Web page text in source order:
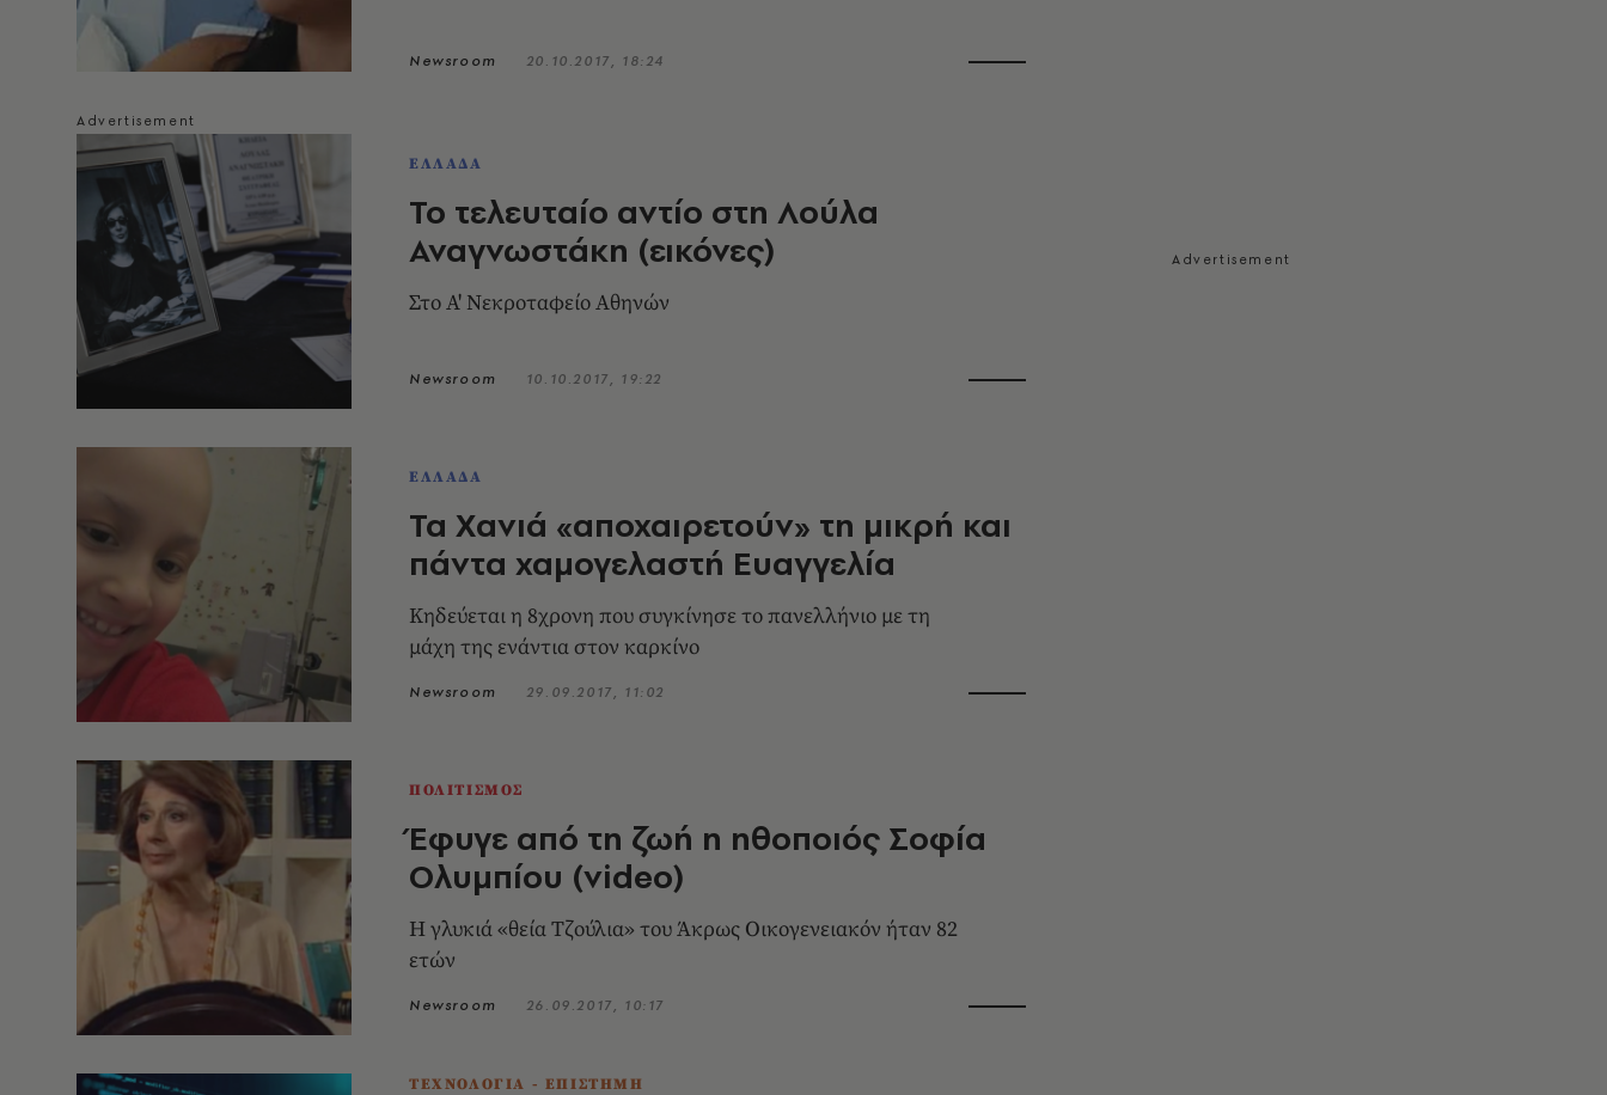
Newsroom 20.10.2017, 18:24
ΕΛΛΑΔΑ
Το τελευταίο αντίο στη Λούλα
Αναγνωστάκη (εικόνες)
Στο Α' Νεκροταφείο Αθηνών
Newsroom 10.10.2017, 19:22
ΕΛΛΑΔΑ
Τα Χανιά «αποχαιρετούν» τη μικρή και
πάντα χαμογελαστή Ευαγγελία
Κηδεύεται η 8χρονη που συγκίνησε το πανελλήνιο με τη
μάχη της ενάντια στον καρκίνο
Newsroom 29.09.2017, 11:02
ΠΟΛΙΤΙΣΜΟΣ
Έφυγε από τη ζωή η ηθοποιός Σοφία
Ολυμπίου (video)
Η γλυκιά «θεία Τζούλια» του Άκρως Οικογενειακόν ήταν 82
ετών
Newsroom 26.09.2017, 10:17
ΤΕΧΝΟΛΟΓΙΑ - ΕΠΙΣΤΗΜΗ